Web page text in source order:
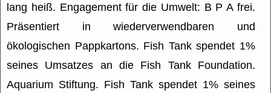
lang heiß. Engagement für die Umwelt: B P A frei.
Präsentiert in wiederverwendbaren und
ökologischen Pappkartons. Fish Tank spendet 1%
seines Umsatzes an die Fish Tank Foundation.
Aquarium Stiftung. Fish Tank spendet 1% seines